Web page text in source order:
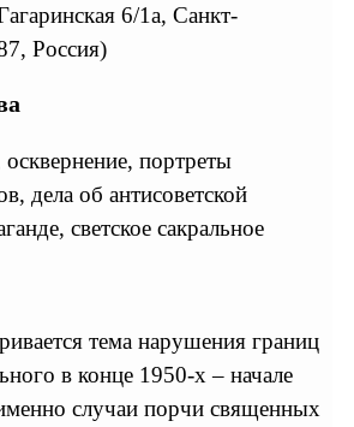
6/1a, Санкт-
Россия)
портреты
дела об антисоветской
светское сакральное
тема нарушения границ
в конце 1950-х – начале
случаи порчи священных